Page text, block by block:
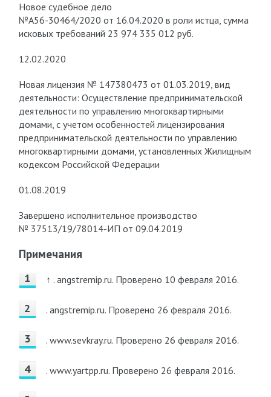
Новое судебное дело
№А56-30464/2020 от 16.04.2020 в роли истца, сумма
исковых требований 23 974 335 012 руб.
12.02.2020
Новая лицензия № 147380473 от 01.03.2019, вид
деятельности: Осуществление предпринимательской
деятельности по управлению многоквартирными
домами, с учетом особенностей лицензирования
предпринимательской деятельности по управлению
многоквартирными домами, установленных Жилищным
кодексом Российской Федерации
01.08.2019
Завершено исполнительное производство
№ 37513/19/78014-ИП от 09.04.2019
Примечания
↑ . angstremip.ru. Проверено 10 февраля 2016.
. angstremip.ru. Проверено 26 февраля 2016.
. www.sevkray.ru. Проверено 26 февраля 2016.
. www.yartpp.ru. Проверено 26 февраля 2016.